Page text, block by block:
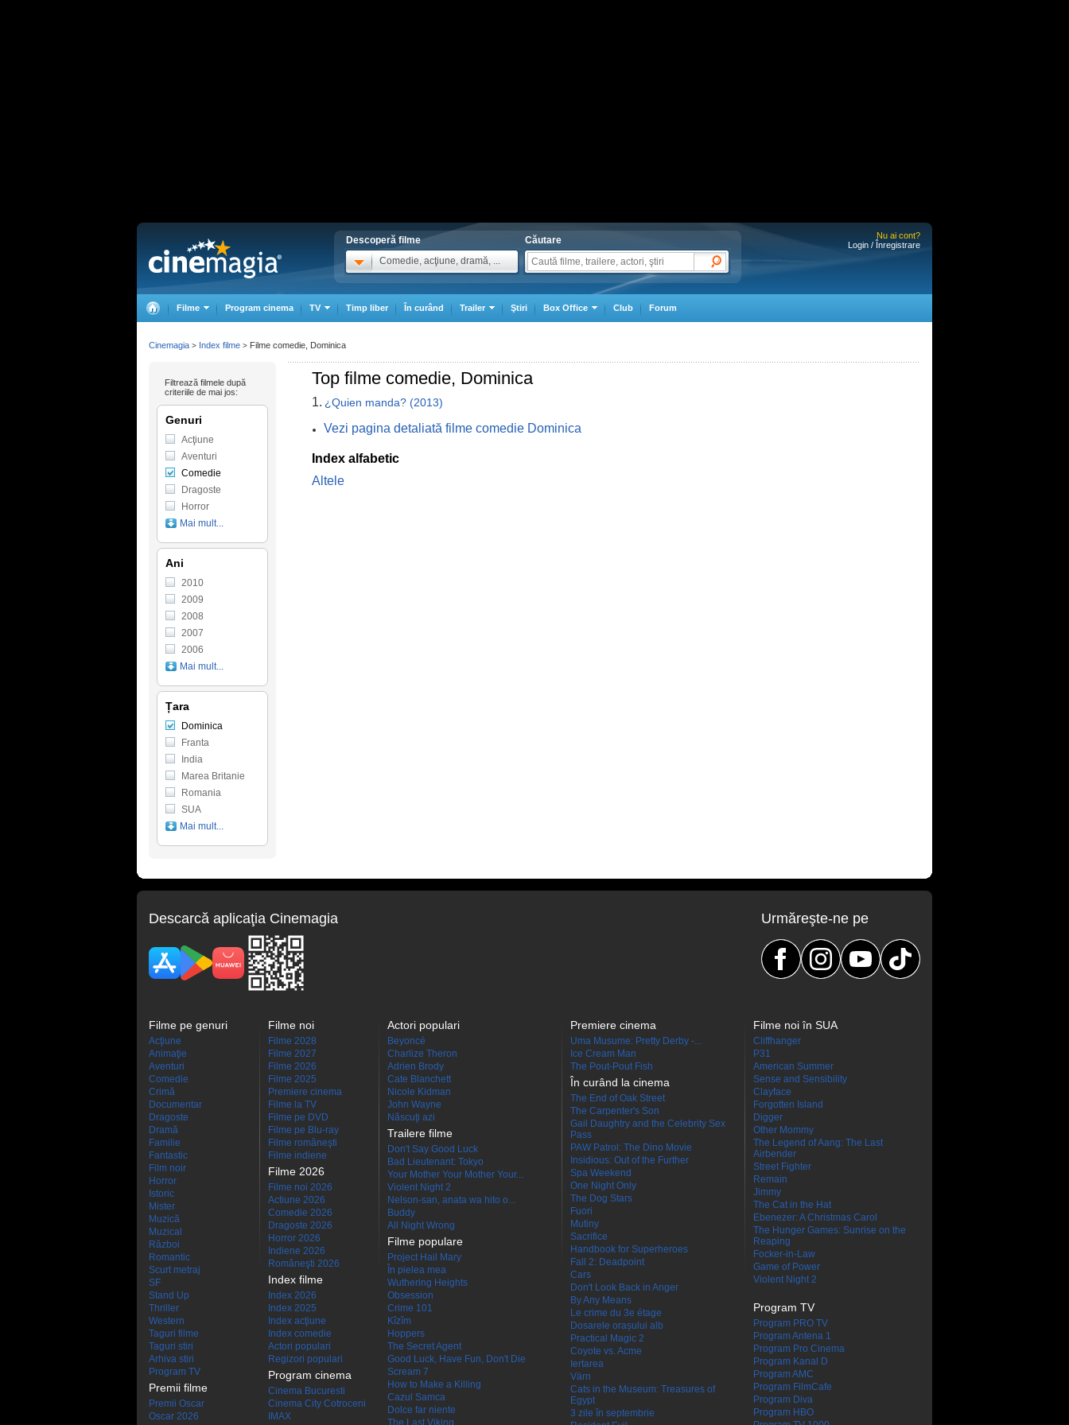
Descoperă filme
Comedie, acţiune, dramă, ...
Căutare
Nu ai cont?
Login / Înregistrare
Filme Program cinema TV Timp liber În curând Trailer Ştiri Box Office Club Forum
Top filme comedie, Dominica
1. ¿Quien manda? (2013)
Vezi pagina detaliată filme comedie Dominica
Index alfabetic
Altele
Filtrează filmele după
criteriile de mai jos:
Genuri
Acţiune
Aventuri
Comedie
Dragoste
Horror
Mai mult...
Ani
2010
2009
2008
2007
2006
Mai mult...
Țara
Dominica
Franta
India
Marea Britanie
Romania
SUA
Mai mult...
Cinemagia > Index filme > Filme comedie, Dominica
Descarcă aplicaţia Cinemagia Urmăreşte-ne pe
Filme pe genuri
Acţiune
Animaţie
Aventuri
Comedie
Crimă
Documentar
Dragoste
Dramă
Familie
Fantastic
Film noir
Horror
Istoric
Mister
Muzică
Muzical
Război
Romantic
Scurt metraj
SF
Stand Up
Thriller
Western
Taguri filme
Taguri stiri
Arhiva stiri
Program TV
Premii filme
Premii Oscar
Oscar 2026
Filme noi
Filme 2028
Filme 2027
Filme 2026
Filme 2025
Premiere cinema
Filme la TV
Filme pe DVD
Filme pe Blu-ray
Filme româneşti
Filme indiene
Filme 2026
Filme noi 2026
Actiune 2026
Comedie 2026
Dragoste 2026
Horror 2026
Indiene 2026
Româneşti 2026
Index filme
Index 2026
Index 2025
Index acţiune
Index comedie
Actori populari
Regizori populari
Program cinema
Cinema Bucuresti
Cinema City Cotroceni
IMAX
Actori populari
Beyoncé
Charlize Theron
Adrien Brody
Cate Blanchett
Nicole Kidman
John Wayne
Născuţi azi
Trailere filme
Don't Say Good Luck
Bad Lieutenant: Tokyo
Your Mother Your Mother Your...
Violent Night 2
Nelson-san, anata wa hito o...
Buddy
All Night Wrong
Filme populare
Project Hail Mary
În pielea mea
Wuthering Heights
Obsession
Crime 101
Kîzîm
Hoppers
The Secret Agent
Good Luck, Have Fun, Don't Die
Scream 7
How to Make a Killing
Cazul Samca
Dolce far niente
The Last Viking
Premiere cinema
Uma Musume: Pretty Derby -...
Ice Cream Man
The Pout-Pout Fish
În curând la cinema
The End of Oak Street
The Carpenter's Son
Gail Daughtry and the Celebrity Sex
Pass
PAW Patrol: The Dino Movie
Insidious: Out of the Further
Spa Weekend
One Night Only
The Dog Stars
Fuori
Mutiny
Sacrifice
Handbook for Superheroes
Fall 2: Deadpoint
Cars
Don't Look Back in Anger
By Any Means
Le crime du 3e étage
Dosarele orașului alb
Practical Magic 2
Coyote vs. Acme
Iertarea
Värn
Cats in the Museum: Treasures of
Egypt
3 zile în septembrie
Filme noi în SUA
Cliffhanger
P31
American Summer
Sense and Sensibility
Clayface
Forgotten Island
Digger
Other Mommy
The Legend of Aang: The Last
Airbender
Street Fighter
Remain
Jimmy
The Cat in the Hat
Ebenezer: A Christmas Carol
The Hunger Games: Sunrise on the
Reaping
Focker-in-Law
Game of Power
Violent Night 2
Program TV
Program PRO TV
Program Antena 1
Program Pro Cinema
Program Kanal D
Program AMC
Program FilmCafe
Program Diva
Program HBO